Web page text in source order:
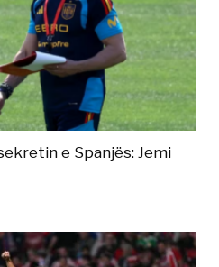
e Spanjës: Jemi